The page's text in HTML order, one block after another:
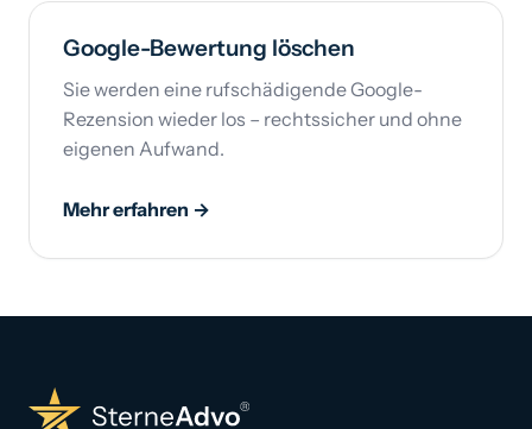
Google-Bewertung löschen
Sie werden eine rufschädigende Google-
Rezension wieder los – rechtssicher und ohne
eigenen Aufwand.
Mehr erfahren →